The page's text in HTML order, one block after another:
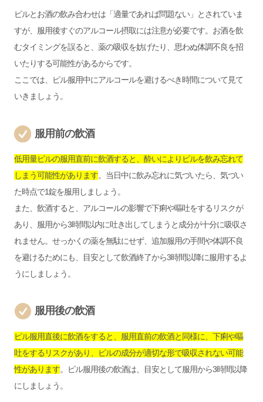
ピルとお酒の飲み合わせは「適量であれば問題ない」とされていま
すが、服用後すぐのアルコール摂取には注意が必要です。お酒を飲
むタイミングを誤ると、薬の吸収を妨げたり、思わぬ体調不良を招
いたりする可能性があるからです。
ここでは、ピル服用中にアルコールを避けるべき時間について見て
いきましょう。
服用前の飲酒
低用量ピルの服用直前に飲酒すると、酔いによりピルを飲み忘れて
しまう可能性があります。当日中に飲み忘れに気づいたら、気づい
た時点で1錠を服用しましょう。
また、飲酒すると、アルコールの影響で下痢や嘔吐をするリスクが
あり、服用から3時間以内に吐き出してしまうと成分が十分に吸収さ
れません。せっかくの薬を無駄にせず、追加服用の手間や体調不良
を避けるためにも、目安として飲酒終了から3時間以降に服用するよ
うにしましょう。
服用後の飲酒
ピル服用直後に飲酒をすると、服用直前の飲酒と同様に、下痢や嘔
吐をするリスクがあり、ピルの成分が適切な形で吸収されない可能
性があります。ピル服用後の飲酒は、目安として服用から3時間以降
にしましょう。